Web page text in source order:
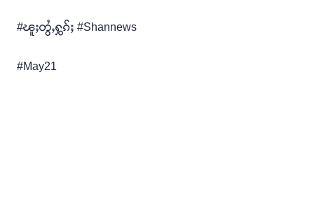
#ၽူႈတွႆႇႁွၵ်ႈ #Shannews
#May21